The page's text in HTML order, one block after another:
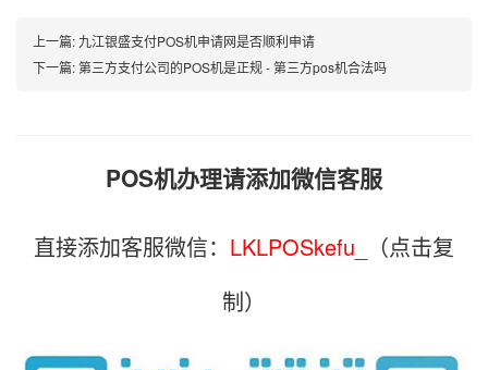
上一篇: 九江银盛支付POS机申请网是否顺利申请
下一篇:第三方支付公司的POS机是正规 - 第三方pos机合法吗
POS机办理请添加微信客服
直接添加客服微信： LKLPOSkefu_
（点击复
制）